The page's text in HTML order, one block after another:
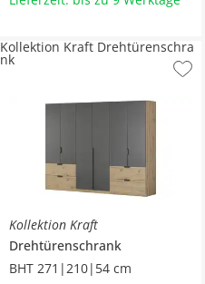
Kollektion Kraft
Drehtürenschrank
BHT 271|210|54 cm
Kollektion Kraft Drehtürenschra
nk